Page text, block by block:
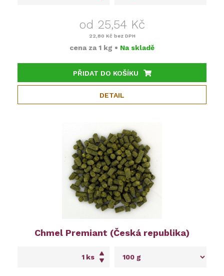
od 25,54 Kč
22,80 Kč bez DPH
cena za 1 kg • Na skladě
PŘIDAT DO KOŠÍKU
DETAIL
Chmel Premiant (Česká republika)
ks